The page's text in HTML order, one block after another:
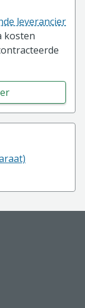
leverancier
kosten